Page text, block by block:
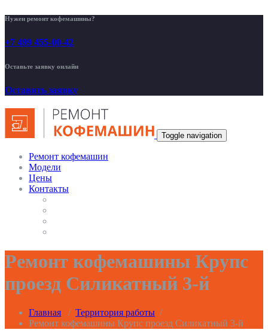
Нужен ремонт кофемашины?
+7 499 455-00-42
Оставьте заявку онлайн
Оставить заявку
Toggle navigation
Ремонт кофемашин
Модели
Цены
Контакты
Ремонт кофемашины Крупс
проезд Силикатный 3-й
Главная / Территория работы /
Ремонт кофемашины Крупс проезд Силикатный 3-й